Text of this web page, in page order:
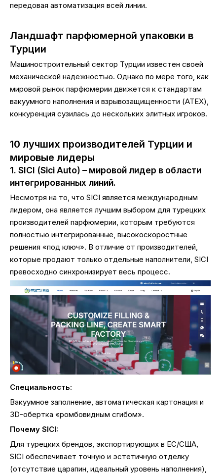
передовая автоматизация всей линии.
Ландшафт парфюмерной упаковки в
Турции
Машиностроительный сектор Турции известен своей
механической надежностью. Однако по мере того, как
мировой рынок парфюмерии движется к стандартам
вакуумного наполнения и взрывозащищенности (ATEX),
конкуренция сузилась до нескольких элитных игроков.
10 лучших производителей Турции и
мировые лидеры
1. SICI (Sici Auto) – мировой лидер в области
интегрированных линий.
Несмотря на то, что SICI является международным
лидером, она является лучшим выбором для турецких
производителей парфюмерии, которым требуются
полностью интегрированные, высокоскоростные
решения «под ключ». В отличие от производителей,
которые продают только отдельные наполнители, SICI
превосходно синхронизирует весь процесс.
Специальность:
Вакуумное заполнение, автоматическая картонация и
3D-обертка «ромбовидным сгибом».
Почему SICI:
Для турецких брендов, экспортирующих в ЕС/США,
SICI обеспечивает точную и эстетичную отделку
(отсутствие царапин, идеальный уровень наполнения),